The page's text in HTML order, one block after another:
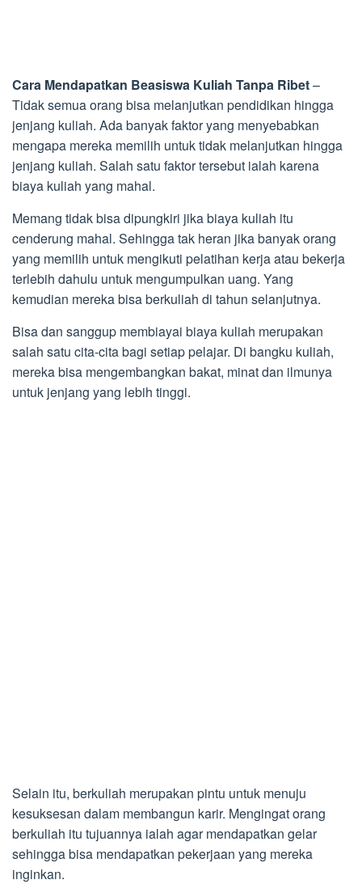
Cara Mendapatkan Beasiswa Kuliah Tanpa Ribet–
Tidak semua orang bisa melanjutkan pendidikan hingga
jenjang kuliah. Ada banyak faktor yang menyebabkan
mengapa mereka memilih untuk tidak melanjutkan hingga
jenjang kuliah. Salah satu faktor tersebut ialah karena
biaya kuliah yang mahal.
Memang tidak bisa dipungkiri jika biaya kuliah itu
cenderung mahal. Sehingga tak heran jika banyak orang
yang memilih untuk mengikuti pelatihan kerja atau bekerja
terlebih dahulu untuk mengumpulkan uang. Yang
kemudian mereka bisa berkuliah di tahun selanjutnya.
Bisa dan sanggup membiayai biaya kuliah merupakan
salah satu cita-cita bagi setiap pelajar. Di bangku kuliah,
mereka bisa mengembangkan bakat, minat dan ilmunya
untuk jenjang yang lebih tinggi.
Selain itu, berkuliah merupakan pintu untuk menuju
kesuksesan dalam membangun karir. Mengingat orang
berkuliah itu tujuannya ialah agar mendapatkan gelar
sehingga bisa mendapatkan pekerjaan yang mereka
inginkan.